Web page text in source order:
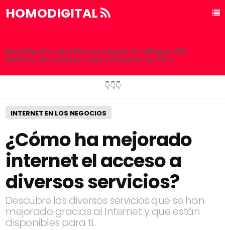
HOMODIGITAL
Blog Magazine sobre Marketing Digital, Social Media, SEO,
Marketing de contenidos, Apps y Educación con TIC´s
👇👇👇
INTERNET EN LOS NEGOCIOS
¿Cómo ha mejorado
internet el acceso a
diversos servicios?
Descubre los diversos servicios que se han
mejorado gracias al Internet y que están
disponibles para ti.